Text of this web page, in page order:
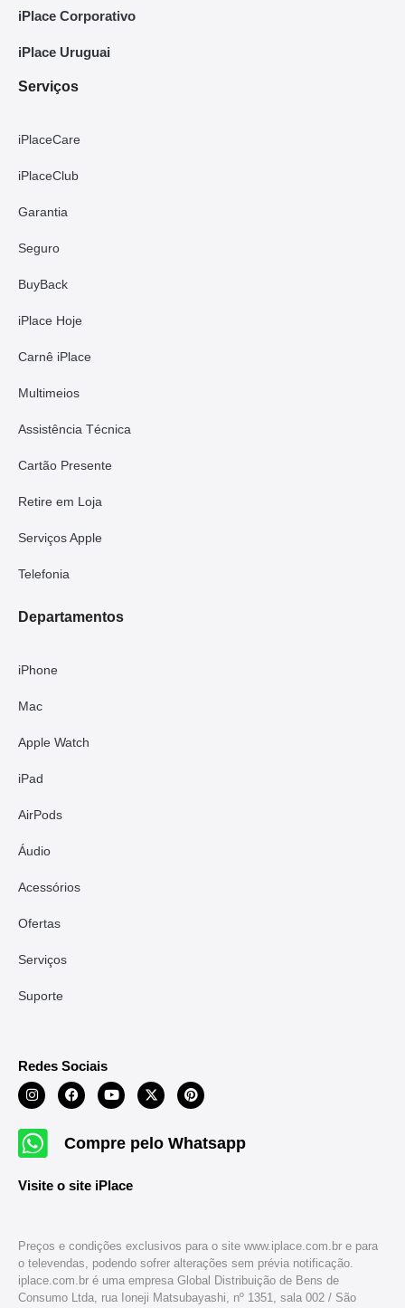
iPlace Corporativo
iPlace Uruguai
Serviços
iPlaceCare
iPlaceClub
Garantia
Seguro
BuyBack
iPlace Hoje
Carnê iPlace
Multimeios
Assistência Técnica
Cartão Presente
Retire em Loja
Serviços Apple
Telefonia
Departamentos
iPhone
Mac
Apple Watch
iPad
AirPods
Áudio
Acessórios
Ofertas
Serviços
Suporte
Redes Sociais
Compre pelo Whatsapp
Visite o site iPlace
Preços e condições exclusivos para o site www.iplace.com.br e para
o televendas, podendo sofrer alterações sem prévia notificação.
iplace.com.br é uma empresa Global Distribuição de Bens de
Consumo Ltda, rua Ioneji Matsubayashi, nº 1351, sala 002 / São